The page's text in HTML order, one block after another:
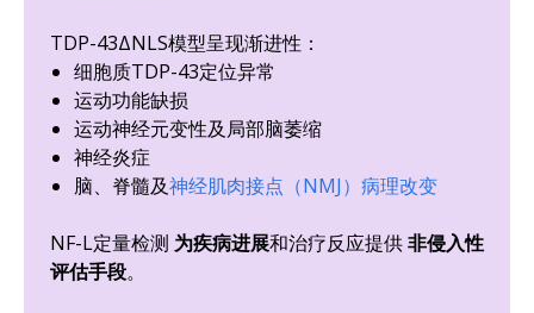
TDP-43ΔNLS模型呈现渐进性：
细胞质TDP-43定位异常
运动功能缺损
运动神经元变性及局部脑萎缩
神经炎症
脑、脊髓及神经肌肉接点（NMJ）病理改变
NF-L定量检测 为疾病进展和治疗反应提供非侵入性
评估手段。